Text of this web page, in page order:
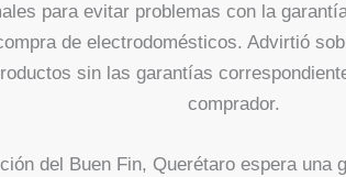
para evitar problemas con la
de electrodomésticos. Advirtió
sin las garantías
comprador.
del Buen Fin, Querétaro espera una